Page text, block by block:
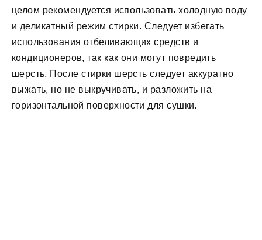
целом рекомендуется использовать холодную воду
и деликатный режим стирки. Следует избегать
использования отбеливающих средств и
кондиционеров, так как они могут повредить
шерсть. После стирки шерсть следует аккуратно
выжать, но не выкручивать, и разложить на
горизонтальной поверхности для сушки.